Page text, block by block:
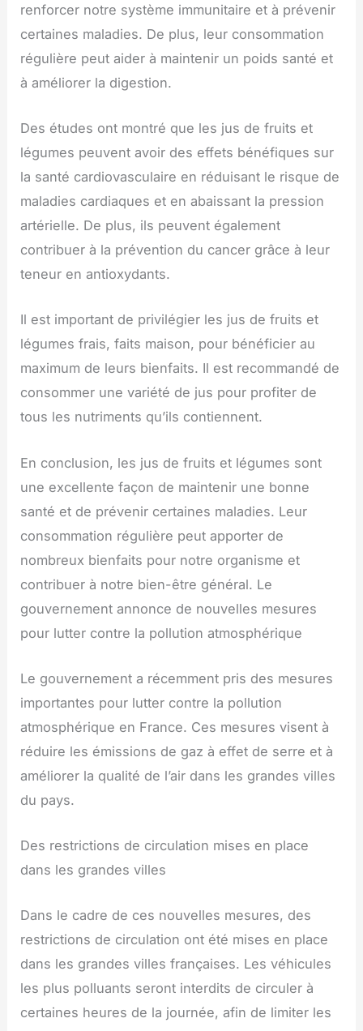
renforcer notre système immunitaire et à prévenir
certaines maladies. De plus, leur consommation
régulière peut aider à maintenir un poids santé et
à améliorer la digestion.
Des études ont montré que les jus de fruits et
légumes peuvent avoir des effets bénéfiques sur
la santé cardiovasculaire en réduisant le risque de
maladies cardiaques et en abaissant la pression
artérielle. De plus, ils peuvent également
contribuer à la prévention du cancer grâce à leur
teneur en antioxydants.
Il est important de privilégier les jus de fruits et
légumes frais, faits maison, pour bénéficier au
maximum de leurs bienfaits. Il est recommandé de
consommer une variété de jus pour profiter de
tous les nutriments qu’ils contiennent.
En conclusion, les jus de fruits et légumes sont
une excellente façon de maintenir une bonne
santé et de prévenir certaines maladies. Leur
consommation régulière peut apporter de
nombreux bienfaits pour notre organisme et
contribuer à notre bien-être général. Le
gouvernement annonce de nouvelles mesures
pour lutter contre la pollution atmosphérique
Le gouvernement a récemment pris des mesures
importantes pour lutter contre la pollution
atmosphérique en France. Ces mesures visent à
réduire les émissions de gaz à effet de serre et à
améliorer la qualité de l’air dans les grandes villes
du pays.
Des restrictions de circulation mises en place
dans les grandes villes
Dans le cadre de ces nouvelles mesures, des
restrictions de circulation ont été mises en place
dans les grandes villes françaises. Les véhicules
les plus polluants seront interdits de circuler à
certaines heures de la journée, afin de limiter les